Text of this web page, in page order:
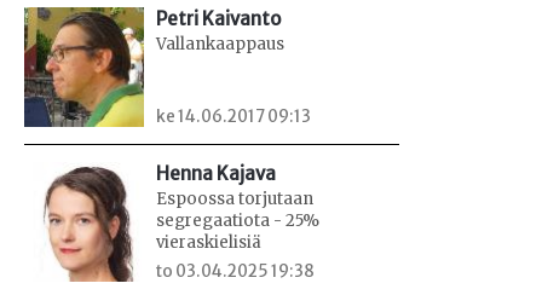
Petri Kaivanto
Vallankaappaus
ke 14.06.2017 09:13
Henna Kajava
Espoossa torjutaan
segregaatiota - 25%
vieraskielisiä
to 03.04.2025 19:38